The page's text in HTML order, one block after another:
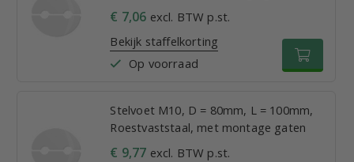
€ 7,06 excl. BTW p.st.
Bekijk staffelkorting
Op voorraad
Stelvoet M10, D = 80mm, L = 100mm,
Roestvaststaal, met montage gaten
€ 9,77 excl. BTW p.st.